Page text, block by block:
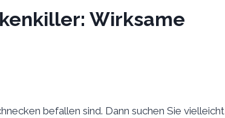
Wirksame
befallen sind. Dann suchen Sie vielleicht